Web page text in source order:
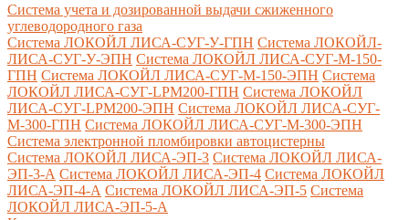
Система учета и дозированной выдачи сжиженного
углеводородного газа
Система ЛОКОЙЛ ЛИСА-СУГ-У-ГПН Система ЛОКОЙЛ-
ЛИСА-СУГ-У-ЭПН Система ЛОКОЙЛ ЛИСА-СУГ-М-150-
ГПН Система ЛОКОЙЛ ЛИСА-СУГ-М-150-ЭПН Система
ЛОКОЙЛ ЛИСА-СУГ-LPM200-ГПН Система ЛОКОЙЛ
ЛИСА-СУГ-LPM200-ЭПН Система ЛОКОЙЛ ЛИСА-СУГ-
М-300-ГПН Система ЛОКОЙЛ ЛИСА-СУГ-М-300-ЭПН
Система электронной пломбировки автоцистерны
Система ЛОКОЙЛ ЛИСА-ЭП-3 Система ЛОКОЙЛ ЛИСА-
ЭП-3-А Система ЛОКОЙЛ ЛИСА-ЭП-4 Система ЛОКОЙЛ
ЛИСА-ЭП-4-А Система ЛОКОЙЛ ЛИСА-ЭП-5 Система
ЛОКОЙЛ ЛИСА-ЭП-5-А